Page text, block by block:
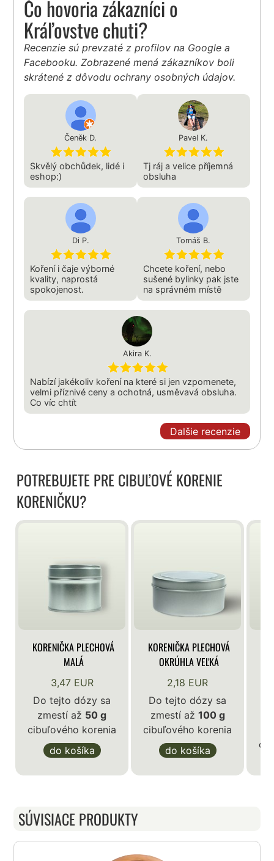
Čo hovoria zákazníci o
Kráľovstve chuti?
Recenzie sú prevzaté z profilov na Google a
Facebooku. Zobrazené mená zákazníkov boli
skrátené z dôvodu ochrany osobných údajov.
Čeněk D.
Skvělý obchůdek, lidé i
eshop:)
Pavel K.
Tj ráj a velice příjemná
obsluha
Di P.
Koření i čaje výborné
kvality, naprostá
spokojenost.
Tomáš B.
Chcete koření, nebo
sušené bylinky pak jste
na správném místě
Akira K.
Nabízí jakékoliv koření na které si jen vzpomenete,
velmi příznivé ceny a ochotná, usměvavá obsluha.
Co víc chtít
Dalšie recenzie
POTREBUJETE PRE CIBUĽOVÉ KORENIE
KORENIČKU?
KORENIČKA PLECHOVÁ
MALÁ
3,47 EUR
Do tejto dózy sa
zmestí až 50 g
cibuľového korenia
do košíka
KORENIČKA PLECHOVÁ
OKRÚHLA VEĽKÁ
2,18 EUR
Do tejto dózy sa
zmestí až 100 g
cibuľového korenia
do košíka
SÚVISIACE PRODUKTY